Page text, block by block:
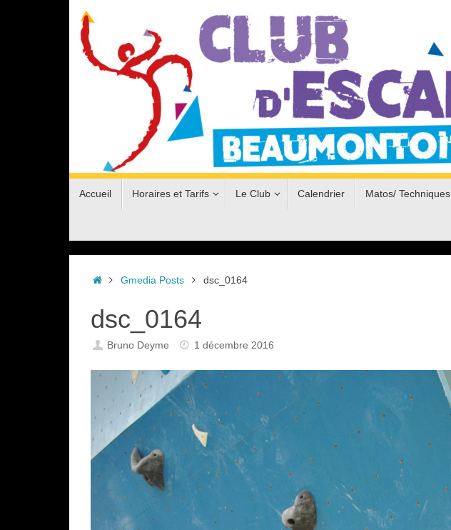
au
Accueil Horaires et Tarifs Le Club Calendrier Matos/ Techniques
Accueil
Gmedia Posts dsc_0164
dsc_0164
Bruno Deyme 1 décembre 2016